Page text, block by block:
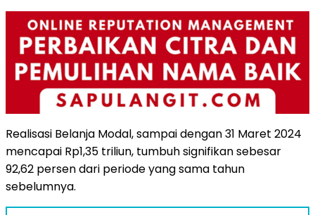
Realisasi Belanja Modal, sampai dengan 31 Maret 2024
mencapai Rp1,35 triliun, tumbuh signifikan sebesar
92,62 persen dari periode yang sama tahun
sebelumnya.